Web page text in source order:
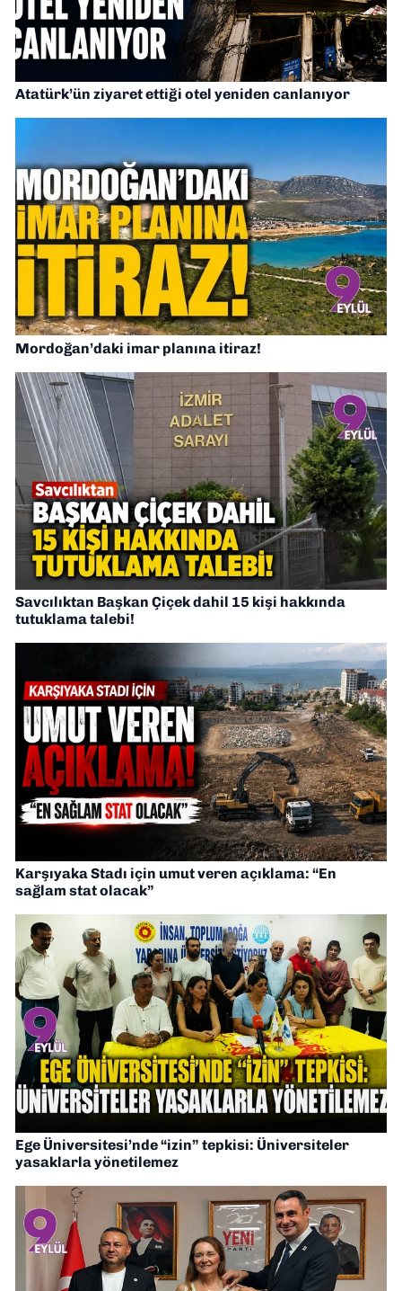
Atatürk’ün ziyaret ettiği otel yeniden canlanıyor
Mordoğan’daki imar planına itiraz!
Savcılıktan Başkan Çiçek dahil 15 kişi hakkında
tutuklama talebi!
Karşıyaka Stadı için umut veren açıklama: “En
sağlam stat olacak”
Ege Üniversitesi’nde “izin” tepkisi: Üniversiteler
yasaklarla yönetilemez